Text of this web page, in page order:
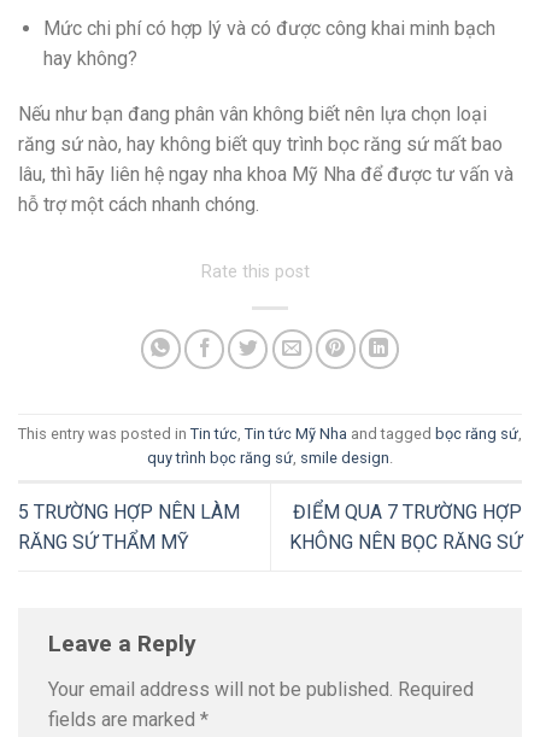
Mức chi phí có hợp lý và có được công khai minh bạch
hay không?
Nếu như bạn đang phân vân không biết nên lựa chọn loại
răng sứ nào, hay không biết quy trình bọc răng sứ mất bao
lâu, thì hãy liên hệ ngay nha khoa Mỹ Nha để được tư vấn và
hỗ trợ một cách nhanh chóng.
Rate this post
This entry was posted in Tin tức, Tin tức Mỹ Nha and tagged bọc răng sứ,
quy trình bọc răng sứ, smile design.
5 TRƯỜNG HỢP NÊN LÀM
RĂNG SỨ THẨM MỸ
ĐIỂM QUA 7 TRƯỜNG HỢP
KHÔNG NÊN BỌC RĂNG SỨ
Leave a Reply
Your email address will not be published. Required
fields are marked *